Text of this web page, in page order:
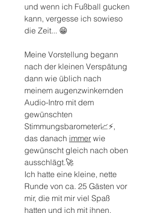
und wenn ich Fußball gucken
kann, vergesse ich sowieso
die Zeit... 😁
Meine Vorstellung begann
nach der kleinen Verspätung
dann wie üblich nach
meinem augenzwinkernden
Audio-Intro mit dem
gewünschten
Stimmungsbarometer📈⚡️,
das danach immer wie
gewünscht gleich nach oben
ausschlägt.🚀
Ich hatte eine kleine, nette
Runde von ca. 25 Gästen vor
mir, die mit mir viel Spaß
hatten und ich mit ihnen.